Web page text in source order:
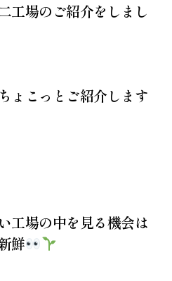
工場のご紹介をしまし
ょこっとご紹介します
工場の中を見る機会は
鮮